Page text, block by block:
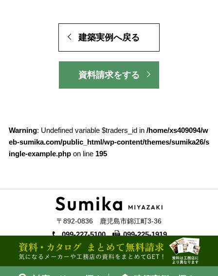
建築実例へ戻る
資料請求をする
Warning: Undefined variable $traders_id in /home/xs409094/w
eb-sumika.com/public_html/wp-content/themes/sumika26/s
ingle-example.phpon line 195
〒892-0836 鹿児島市錦江町3-36
099-227-5100 099-225-1919